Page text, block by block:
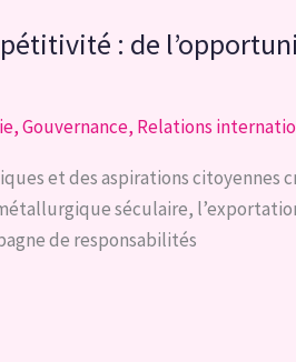
: de
,Gouvernance, Relations
et des aspirations citoyennes
séculaire,
de responsabilités